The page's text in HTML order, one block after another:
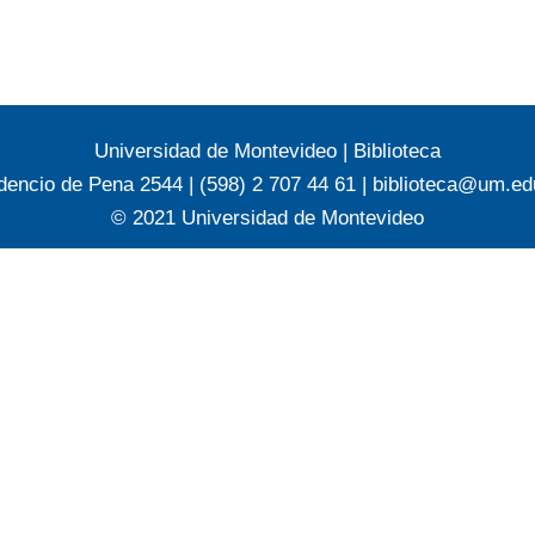
Universidad de Montevideo | Biblioteca
de Pena 2544 | (598) 2 707 44 61 |
© 2021 Universidad de Montevideo